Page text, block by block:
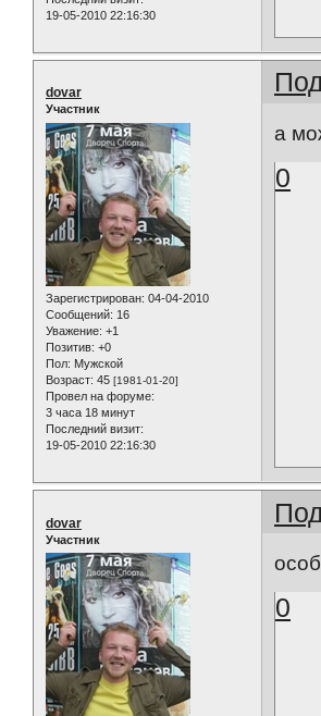
19-05-2010 22:16:30
dovar
Участник
Зарегистрирован: 04-04-2010
Сообщений: 16
Уважение: +1
Позитив: +0
Пол: Мужской
Возраст: 45 [1981-01-20]
Провел на форуме:
3 часа 18 минут
Последний визит:
19-05-2010 22:16:30
а
0
dovar
Участник
0